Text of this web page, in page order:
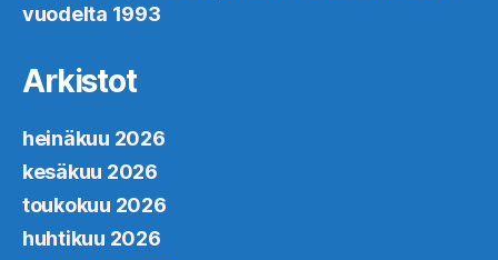
vuodelta 1993
Arkistot
heinäkuu 2026
kesäkuu 2026
toukokuu 2026
huhtikuu 2026